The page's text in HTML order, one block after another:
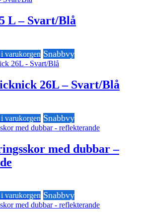
L – Svart/Blå
varukorgen Snabbvy
26L – Svart/Blå
varukorgen Snabbvy
med dubbar –
varukorgen Snabbvy